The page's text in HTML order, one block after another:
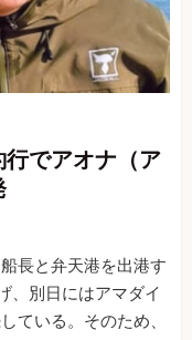
でアオナ（ア
長と弁天港を出港す
、別日にはアマダイ
ている。そのため、